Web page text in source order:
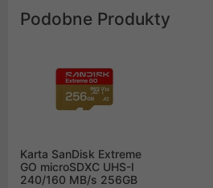
Podobne Produkty
Karta SanDisk Extreme
GO microSDXC UHS-I
240/160 MB/s 256GB